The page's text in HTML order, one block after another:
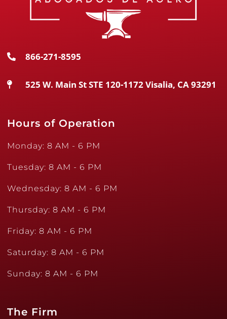
866-271-8595
525 W. Main St STE 120-1172 Visalia, CA 93291
Hours of Operation
Monday: 8 AM - 6 PM
Tuesday: 8 AM - 6 PM
Wednesday: 8 AM - 6 PM
Thursday: 8 AM - 6 PM
Friday: 8 AM - 6 PM
Saturday: 8 AM - 6 PM
Sunday: 8 AM - 6 PM
The Firm